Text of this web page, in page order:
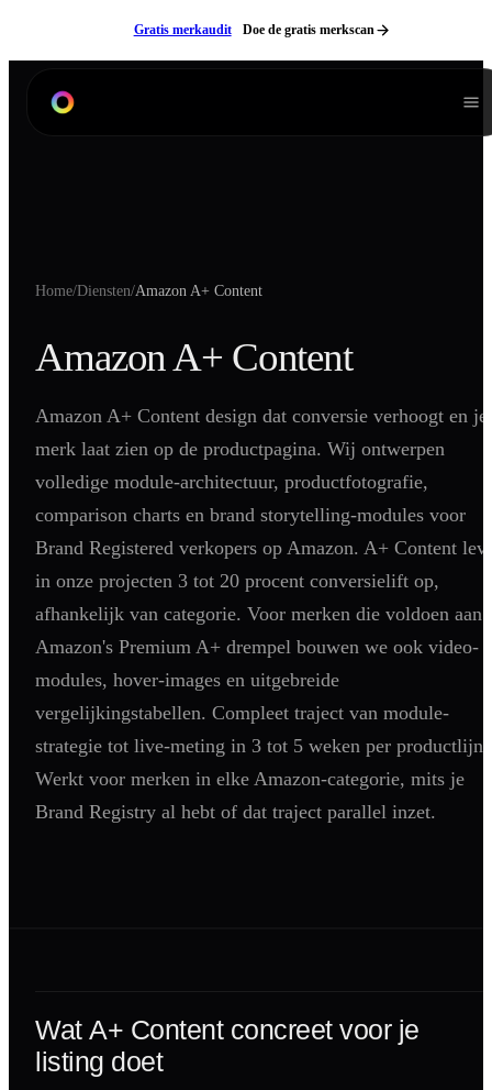
Gratis merkaudit Doe de gratis merkscan
Productfotografie
Lifestyle Fotografie
Videografie
Websites
Shopify
SEO
AI Blog Schrijven
Podcast Creatie
Amazon A+ Content
NL EN Neem contact op
Home/Diensten/Amazon A+ Content
Amazon A+ Content
Amazon A+ Content design dat conversie verhoogt en je
merk laat zien op de productpagina. Wij ontwerpen
volledige module-architectuur, productfotografie,
comparison charts en brand storytelling-modules voor
Brand Registered verkopers op Amazon. A+ Content
in onze projecten 3 tot 20 procent conversielift op,
afhankelijk van categorie. Voor merken die voldoen aan
Amazon's Premium A+ drempel bouwen we ook video-
modules, hover-images en uitgebreide
vergelijkingstabellen. Compleet traject van module-
strategie tot live-meting in 3 tot 5 weken per productlijn.
Werkt voor merken in elke Amazon-categorie, mits je
Brand Registry al hebt of dat traject parallel inzet.
Wat A+ Content concreet voor je
listing doet